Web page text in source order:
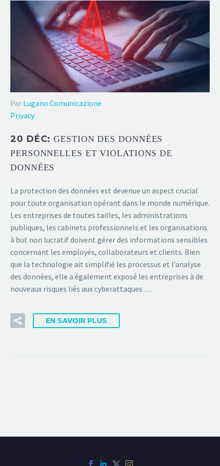
Par Lugano Comunicazione
Privacy
20 DÉC:GESTION DES DONNÉES
PERSONNELLES ET VIOLATIONS DE
DONNÉES
La protection des données est devenue un aspect crucial
pour toute organisation opérant dans le monde numérique.
Les entreprises de toutes tailles, les administrations
publiques, les cabinets professionnels et les organisations
à but non lucratif doivent gérer des informations sensibles
concernant les employés, collaborateurs et clients. Bien
que la technologie ait simplifié les processus et l’analyse
des données, elle a également exposé les entreprises à de
nouveaux risques liés aux cyberattaques …
EN SAVOIR PLUS